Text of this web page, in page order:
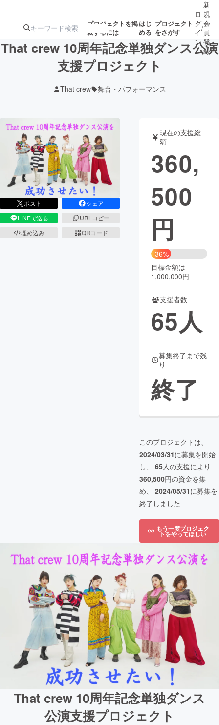
プロジェクトを掲
載するには
はじ
める
プロジェクト
をさがす
ターン
注目の新着プロ
ジェクト
ロジェクト
アート・写真 音楽
テクノロジー・ガジェット ゲーム・サ
映像・映画
ビジネス・起業
まちづくり・地域活性化
CAMPFIRE Creation
コミュニティ
ロ
グ
イ
ン
/
新
規
会
員
登
録
That crew 10周年記念単独ダンス公演
支援プロジェクト
That crew 舞台・パフォーマンス
ポスト
シェア
LINEで送る
URLコピー
埋め込み
QRコード
現在の支援総
額
360,
500
円
36%
目標金額は
1,000,000円
支援者数
65人
募集終了まで残
り
終了
このプロジェクトは、
2024/03/31に募集を開始
し、 65人の支援により
360,500円の資金を集
め、 2024/05/31に募集を
終了しました
もう一度プロジェク
トをやってほしい
That crew 10周年記念単独ダンス
公演支援プロジェクト